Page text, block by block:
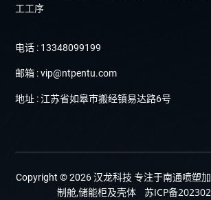
工工序
电话 : 13348099199
邮箱 : vip@ntpentu.com
地址 : 江苏省如皋市搬经镇易达路6号
Copyright © 2026 汉龙科技 专注于南通喷塑
制舱,储能柜及壳体 苏ICP备